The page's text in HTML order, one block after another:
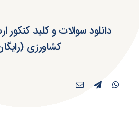
کشاورزی